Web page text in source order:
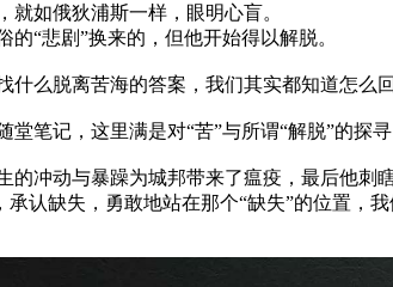
如俄狄浦斯一样，眼明心盲。
“悲剧”换来的，但他开始得以解脱。
么脱离苦海的答案，我们其实都知道怎
堂笔记，这里满是对“苦”与所谓“解脱”的
冲动与暴躁为城邦带来了瘟疫，最后他
认缺失，勇敢地站在那个“缺失”的位置，我